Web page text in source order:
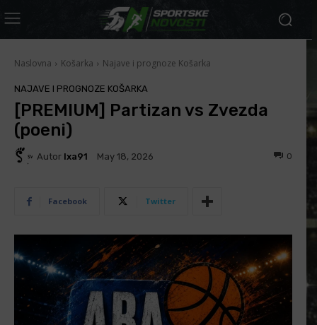
Naslovna Košarka Najave i prognoze Košarka
NAJAVE I PROGNOZE KOŠARKA
[PREMIUM] Partizan vs Zvezda
(poeni)
Autor Ixa91 May 18, 2026 0
Facebook Twitter